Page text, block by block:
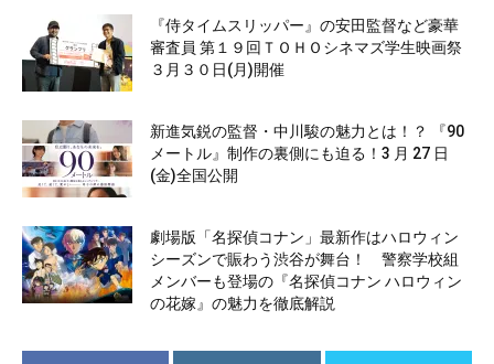
『侍タイムスリッパー』の安田監督など豪華
審査員 第１９回ＴＯＨＯシネマズ学生映画祭
３月３０日(月)開催
新進気鋭の監督・中川駿の魅力とは！？ 『90
メートル』制作の裏側にも迫る！3 月 27 日
(金)全国公開
劇場版「名探偵コナン」最新作はハロウィン
シーズンで賑わう渋谷が舞台！ 警察学校組
メンバーも登場の『名探偵コナン ハロウィン
の花嫁』の魅力を徹底解説